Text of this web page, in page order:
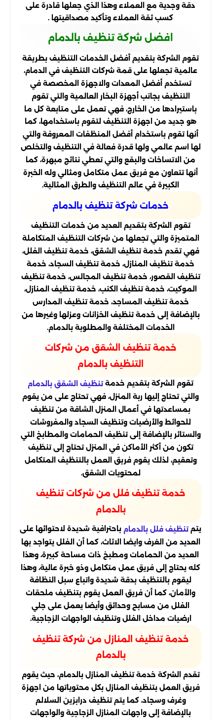
دقة وجدية مع العملاء وهذا الذي جعلها قادرة على
كسب ثقة العملاء وتأكيد مصداقيتها .
افضل شركة تنظيف بالدمام
تقوم الشركة بتقديم أفضل الخدمات التنظيف بطريقة
عالمية تجعلها على قمة شركات التنظيف في الدمام،
تستخدم أفضل المعدات والاجهزة المخصصة في
التنظيف بجانب أجهزة البخار العالمية والتي تقوم
باستيرادها من الخارج، فهي تعمل على متابعة كل ما
هو جديد من اجهزة التنظيف لتقوم باستخدامها، كما
أنها تقوم باستخدام أفضل المنظفات المعروفة والتي
لها اسم عالمي ولها قدرة فعالة في التنظيف والتخلص
من الاتساخات والبقع والتي تعطي نتائج مبهرة، كما
أنها تتعاون مع فريق عمل متكامل ومثالي وله الخبرة
الكبيرة في عالم التنظيف والطرق المثالية.
خدمات شركة تنظيف بالدمام
تقوم الشركة بتقديم العديد من خدمات التنظيف
المتميزة والتي تجعلها من شركات التنظيف المتكاملة
فهي تقدم خدمة تنظيف الشقق، خدمة تنظيف الفلل،
خدمة تنظيف المنازل، خدمة تنظيف السجاد، خدمة
تنظيف القصور، خدمة تنظيف المجالس، خدمة تنظيف
الموكيت، خدمة تنظيف الكنب، خدمة تنظيف المنازل،
خدمة تنظيف المساجد، خدمة تنظيف المدارس
بالإضافة إلى خدمة تنظيف الخزانات وعزلها وغيرها من
الخدمات المختلفة والمطلوبة بالدمام.
خدمة تنظيف الشقق من شركات
التنظيف بالدمام
تقوم الشركة بتقديم خدمةتنظيف الشقق بالدمام
والتي تحتاج إليها ربة المنزل، فهي تحتاج على من يقوم
بمساعدتها في أعمال المنزل الشاقة من تنظيف
للحوائط والأرضيات وتنظيف السجاد والمفروشات
والستائر بالإضافة إلى تنظيف الحمامات والمطابخ التي
تكون من أكثر الأماكن في المنزل تحتاج إلى تنظيف
وتعقيم، لذلك يقوم فريق العمل بالتنظيف المتكامل
لمحتويات الشقق.
خدمة تنظيف فلل من شركات تنظيف
بالدمام
يتمتنظيف فلل بالدمام باحترافية شديدة لاحتوائها على
العديد من الغرف وايضا الاثاث، كما أن الفلل يتواجد بها
العديد من الحمامات ومطبخ ذات مساحة كبيرة، وهذا
كله يحتاج إلى فريق عمل متكامل وذو خبرة عالية، وهذا
ليقوم بالتنظيف بدقة شديدة واتباع سبل النظافة
والأمان، كما أن فريق العمل يقوم بتنظيف ملحقات
الفلل من مسابح وحدائق وأيضا يعمل على جلي
ارضيات مداخل الفلل وتنظيف الواجهات الزجاجية.
خدمة تنظيف المنازل من شركة تنظيف
بالدمام
تقدم الشركة خدمة تنظيف المنازل بالدمام، حيث يقوم
فريق العمل بتنظيف المنازل بكل محتوياتها من اجهزة
وغرف وسجاد، كما يتم تنظيف درابزين السلالم
بالإضافة إلى واجهات المنازل الزجاجية والواجهات